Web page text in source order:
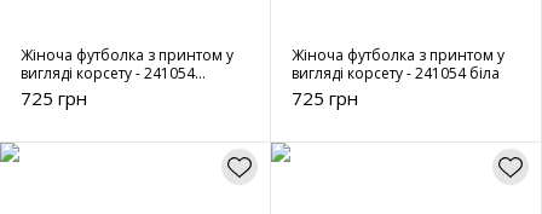
Жіноча футболка з принтом у
вигляді корсету - 241054
чорна
725 грн
Жіноча футболка з принтом у
вигляді корсету - 241054 біла
725 грн